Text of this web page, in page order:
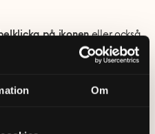
Om
på ikoneneller också
och därefter välja